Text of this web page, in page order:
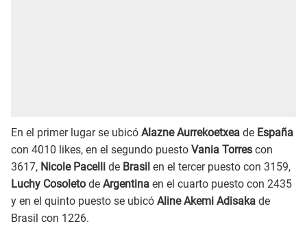
En el primer lugar se ubicó Alazne Aurrekoetxea de España
con 4010 likes, en el segundo puesto Vania Torres con
3617, Nicole Pacelli de Brasil en el tercer puesto con 3159,
Luchy Cosoleto de Argentina en el cuarto puesto con 2435
y en el quinto puesto se ubicó Aline Akemi Adisaka de
Brasil con 1226.